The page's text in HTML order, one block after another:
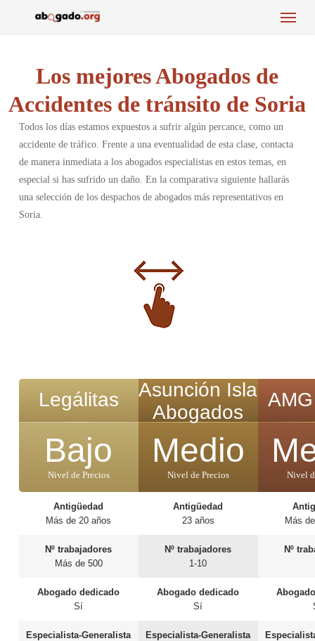
Menu
Los mejores Abogados de
Accidentes de tránsito de Soria
Todos los días estamos expuestos a sufrir algún percance, como un
accidente de tráfico. Frente a una eventualidad de esta clase, contacta
de manera inmediata a los abogados especialistas en estos temas, en
especial si has sufrido un daño. En la comparativa siguiente hallarás
una selección de los despachos de abogados más representativos en
Soria.
Legálitas
Bajo
Nivel de Precios
Antigüedad
Más de 20 años
Nº trabajadores
Más de 500
Abogado dedicado
Sí
Especialista-Generalista
Asunción Isla
Abogados
Medio
Nivel de Precios
Antigüedad
23 años
Nº trabajadores
1-10
Abogado dedicado
Sí
Especialista-Generalista
Nivel
Más
Nº